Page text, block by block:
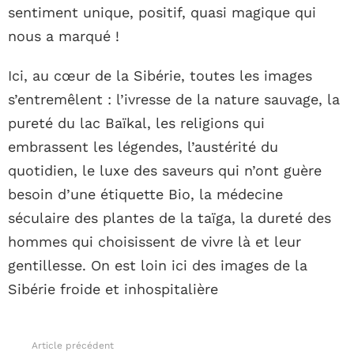
sentiment unique, positif, quasi magique qui
nous a marqué !
Ici, au cœur de la Sibérie, toutes les images
s’entremêlent : l’ivresse de la nature sauvage, la
pureté du lac Baïkal, les religions qui
embrassent les légendes, l’austérité du
quotidien, le luxe des saveurs qui n’ont guère
besoin d’une étiquette Bio, la médecine
séculaire des plantes de la taïga, la dureté des
hommes qui choisissent de vivre là et leur
gentillesse. On est loin ici des images de la
Sibérie froide et inhospitalière
Article précédent